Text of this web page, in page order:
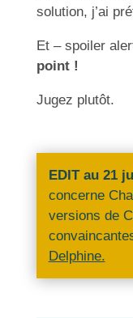
solution, j’ai
Et – spoiler
point !
Jugez plutôt.
EDIT au 21
concerne
versions de
Delphine.